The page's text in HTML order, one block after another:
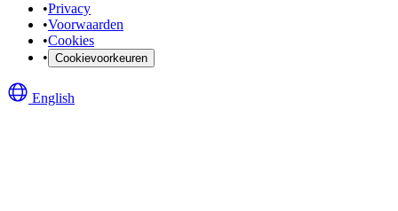
•Privacy
•Voorwaarden
•Cookies
• Cookievoorkeuren
English